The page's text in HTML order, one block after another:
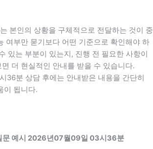
본인의 상황을 구체적으로 전달하는 것이 중
여부만 묻기보다 어떤 기준으로 확인해야 하
있는 부분이 있는지, 진행 전 필요한 사항이
더 현실적인 안내를 받을 수 있습니다.
36분 상담 후에는 안내받은 내용을 간단히
이 됩니다.
문 예시 2026년07월09일 03시36분